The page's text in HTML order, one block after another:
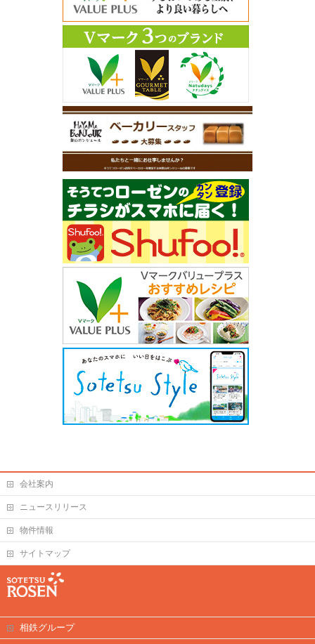
会社案内
ニュースリリース
物件情報
サイトマップ
相鉄グループ